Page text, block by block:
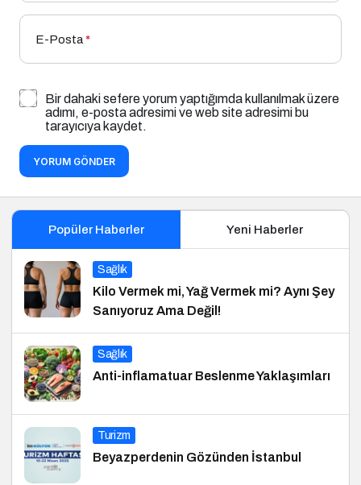
E-Posta*
Bir dahaki sefere yorum yaptığımda kullanılmak üzere
adımı, e-posta adresimi ve web site adresimi bu
tarayıcıya kaydet.
YORUM GÖNDER
Popüler Haberler Yeni Haberler
Sağlık
Kilo Vermek mi, Yağ Vermek mi? Aynı Şey
Sanıyoruz Ama Değil!
Sağlık
Anti-inflamatuar Beslenme Yaklaşımları
Turizm
Beyazperdenin Gözünden İstanbul